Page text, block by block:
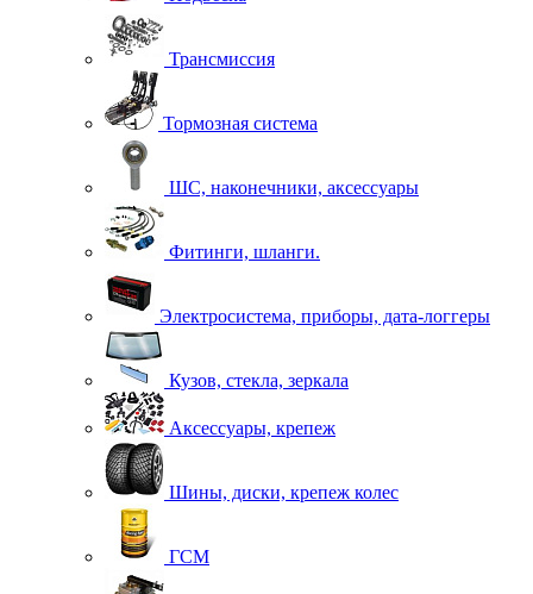
Трансмиссия
Тормозная система
ШС, наконечники, аксессуары
Фитинги, шланги.
Электросистема, приборы, дата-логгеры
Кузов, стекла, зеркала
Аксессуары, крепеж
Шины, диски, крепеж колес
ГСМ